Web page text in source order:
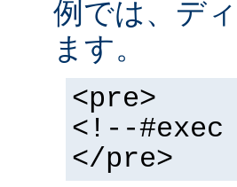
例では、デ
ます。
<pre>
<!--
</pre>